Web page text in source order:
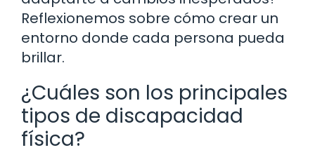
Reflexionemos sobre cómo crear un
entorno donde cada persona pueda
brillar.
¿Cuáles son los principales
tipos de discapacidad
física?